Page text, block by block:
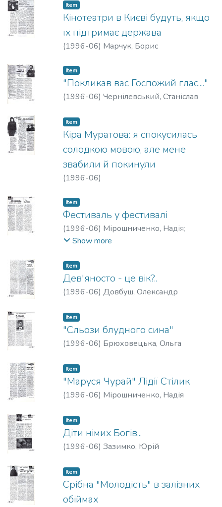
Item
Кінотеатри в Києві будуть, якщо
їх підтримає держава
(1996-06) Марчук, Борис
Item
"Покликав вас Госпожий глас...."
(1996-06) Чернілевський, Станіслав
Item
Кіра Муратова: я спокусилась
солодкою мовою, але мене
звабили й покинули
(1996-06)
Item
Фестиваль у фестивалі
(1996-06) Мірошниченко, Надія;
Боллон, Жорж
Show more
Item
Дев'яносто - це вік?..
(1996-06) Довбуш, Олександр
Item
"Сльози блудного сина"
(1996-06) Брюховецька, Ольга
Item
"Маруся Чурай" Лідії Стілик
(1996-06) Мірошниченко, Надія
Item
Діти німих Богів...
(1996-06) Зазимко, Юрій
Item
Срібна "Молодість" в залізних
обіймах